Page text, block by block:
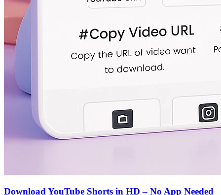
Download YouTube Shorts in HD – No App Needed